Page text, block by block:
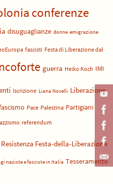
conferenze
disuguaglianze donne emigrazione
fascisti Festa di Liberazione dal
guerra Heiko Koch IMI
Iscrizione Liana Novelli Liberazione
Pace Palestina Partigiani
referendum
Resistenza Festa-della-Liberazione
naziste e fasciste in Italia Tesseramento